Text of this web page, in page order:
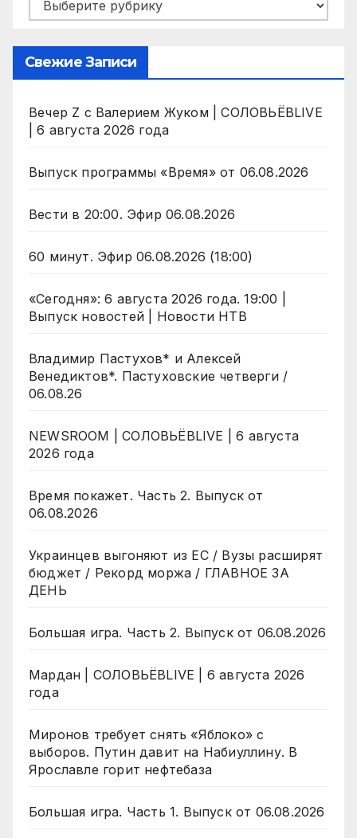
Свежие Записи
Вечер Z с Валерием Жуком | СОЛОВЬЁВLIVE
| 6 августа 2026 года
Выпуск программы «Время» от 06.08.2026
Вести в 20:00. Эфир 06.08.2026
60 минут. Эфир 06.08.2026 (18:00)
«Сегодня»: 6 августа 2026 года. 19:00 |
Выпуск новостей | Новости НТВ
Владимир Пастухов* и Алексей
Венедиктов*. Пастуховские четверги /
06.08.26
NEWSROOM | СОЛОВЬЁВLIVE | 6 августа
2026 года
Время покажет. Часть 2. Выпуск от
06.08.2026
Украинцев выгоняют из ЕС / Вузы расширят
бюджет / Рекорд моржа / ГЛАВНОЕ ЗА
ДЕНЬ
Большая игра. Часть 2. Выпуск от 06.08.2026
Мардан | СОЛОВЬЁВLIVE | 6 августа 2026
года
Миронов требует снять «Яблоко» с
выборов. Путин давит на Набиуллину. В
Ярославле горит нефтебаза
Большая игра. Часть 1. Выпуск от 06.08.2026